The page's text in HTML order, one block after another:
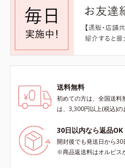
送料無料
初めての方は、全国送
は、3,300円以上(税込)
30日以内なら返品OK
開封後でも発送日から
※商品返送料はオルビス